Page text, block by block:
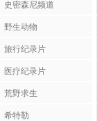
史密森尼频道
野生动物
旅行纪录片
医疗纪录片
荒野求生
希特勒